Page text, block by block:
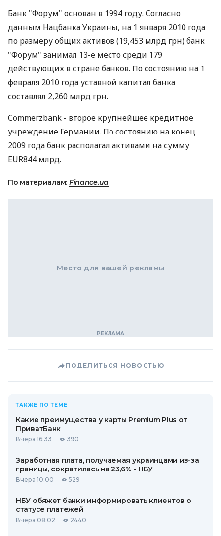
Банк "Форум" основан в 1994 году. Согласно
данным Нацбанка Украины, на 1 января 2010 года
по размеру общих активов (19,453 млрд грн) банк
"Форум" занимал 13-е место среди 179
действующих в стране банков. По состоянию на 1
февраля 2010 года уставной капитал банка
составлял 2,260 млрд грн.
Commerzbank - второе крупнейшее кредитное
учреждение Германии. По состоянию на конец
2009 года банк располагал активами на сумму
EUR844 млрд.
По материалам: Finance.ua
Место для вашей рекламы
ПОДЕЛИТЬСЯ НОВОСТЬЮ
ТАКЖЕ ПО ТЕМЕ
Какие преимущества у карты Premium Plus от
ПриватБанк
Вчера 16:33 390
Заработная плата, получаемая украинцами из-за
границы, сократилась на 23,6% - НБУ
Вчера 10:00 529
НБУ обяжет банки информировать клиентов о
статусе платежей
Вчера 08:02 2440